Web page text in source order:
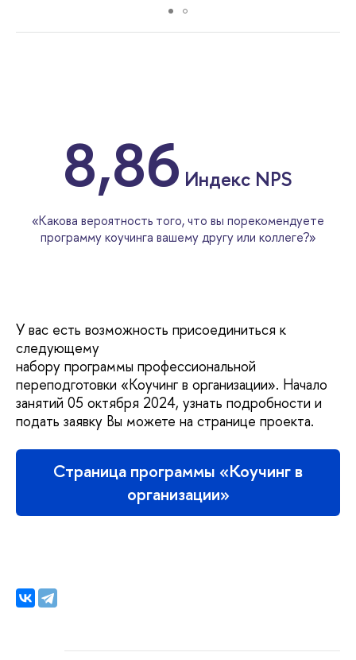
8,86 Индекс NPS
«Какова вероятность того, что вы порекомендуете
программу коучинга вашему другу или коллеге?»
У вас есть возможность присоединиться к
следующему
набору программы профессиональной
переподготовки «Коучинг в организации». Начало
занятий 05 октября 2024, узнать подробности и
подать заявку Вы можете на странице проекта.
Страница программы «Коучинг в
организации»